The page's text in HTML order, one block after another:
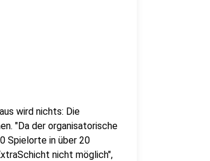
wird nichts: Die
"Da der organisatorische
Spielorte in über 20
nicht möglich",